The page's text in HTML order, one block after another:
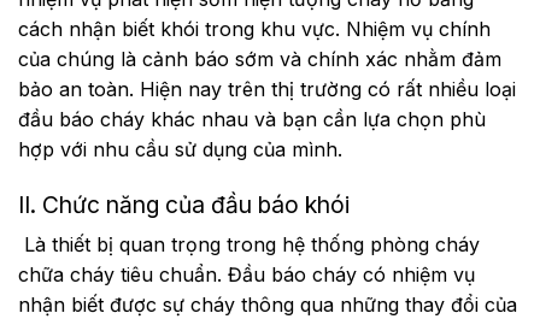
cách nhận biết khói trong khu vực. Nhiệm vụ chính
của chúng là cảnh báo sớm và chính xác nhằm đảm
bảo an toàn. Hiện nay trên thị trường có rất nhiều loại
đầu báo cháy khác nhau và bạn cần lựa chọn phù
hợp với nhu cầu sử dụng của mình.
II. Chức năng của đầu báo khói
Là thiết bị quan trọng trong hệ thống phòng cháy
chữa cháy tiêu chuẩn. Đầu báo cháy có nhiệm vụ
nhận biết được sự cháy thông qua những thay đổi của